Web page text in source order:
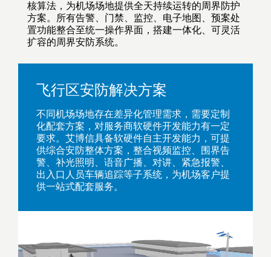
核算法，为机场场地提供全天持续运转的周界防护
方案。所有告警、门禁、监控、电子地图、预案处
置功能整合至统一操作界面，搭建一体化、可灵活
扩容的周界安防系统。
飞行区安防解决方案
不同机场场地存在差异化管理需求，需要定制
化配套方案，对服务商软硬件开发能力有一定
要求。艾博信具备软硬件自主开发能力，可提
供综合安防整体方案，整合视频监控、围界告
警、补光照明、语音广播、对讲、紧急报警、
出入口人员车辆追踪等子系统，为机场客户提
供一站式配套服务。